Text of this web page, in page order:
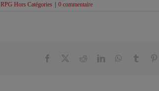
RPG Hors Catégories 0 commentaire
Facebook RedditLinkedInWhatsApp
Tumblr